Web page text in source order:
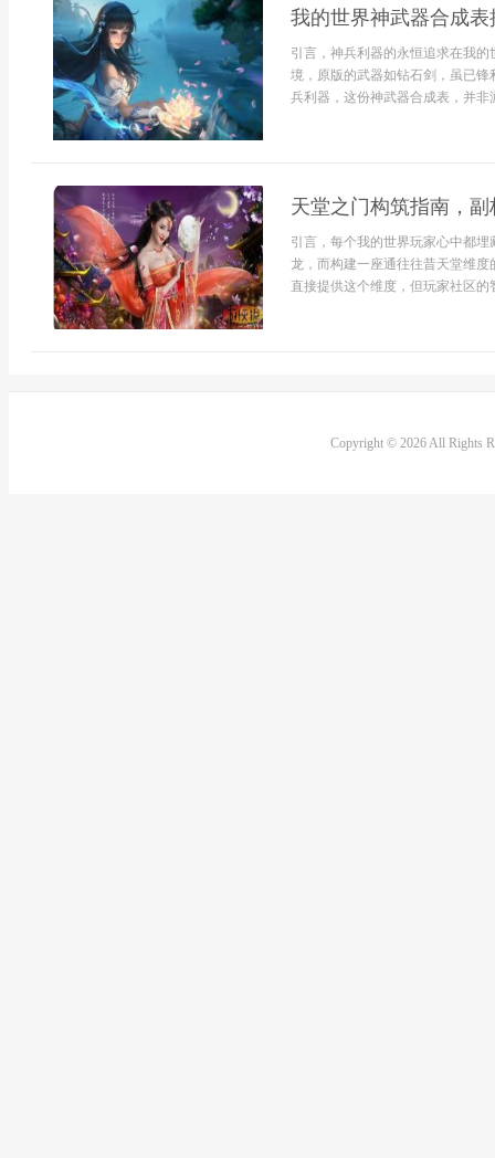
我的世界神武器合成
引言，神兵利器的永恒追求在我
境，原版的武器如钻石剑，虽已
兵利器，这份神武器合成表，并
天堂之门构筑指南，
引言，每个我的世界玩家心中都
龙，而构建一座通往往昔天堂维
直接提供这个维度，但玩家社区的
Copyright © 2026 All Rights